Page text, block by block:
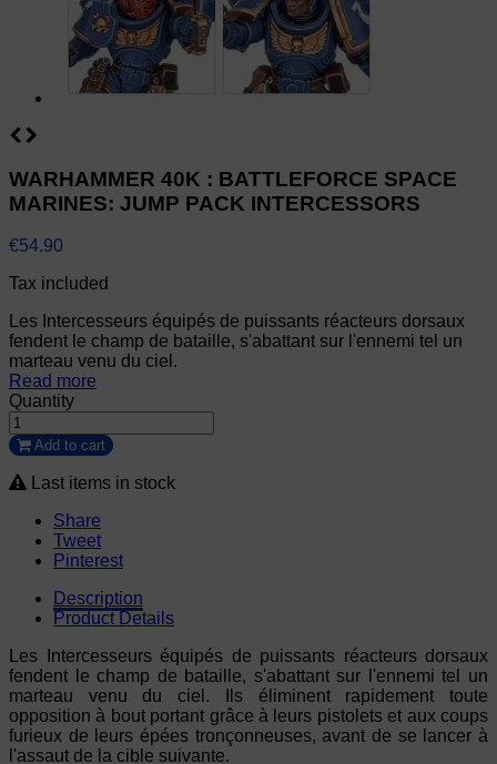
WARHAMMER 40K : BATTLEFORCE SPACE
MARINES: JUMP PACK INTERCESSORS
€54.90
Tax included
Les Intercesseurs équipés de puissants réacteurs dorsaux
fendent le champ de bataille, s'abattant sur l'ennemi tel un
marteau venu du ciel.
Read more
Quantity
Add to cart
Last items in stock
Share
Tweet
Pinterest
Description
Product Details
Les Intercesseurs équipés de puissants réacteurs dorsaux
fendent le champ de bataille, s'abattant sur l'ennemi tel un
marteau venu du ciel. Ils éliminent rapidement toute
opposition à bout portant grâce à leurs pistolets et aux coups
furieux de leurs épées tronçonneuses, avant de se lancer à
l'assaut de la cible suivante.